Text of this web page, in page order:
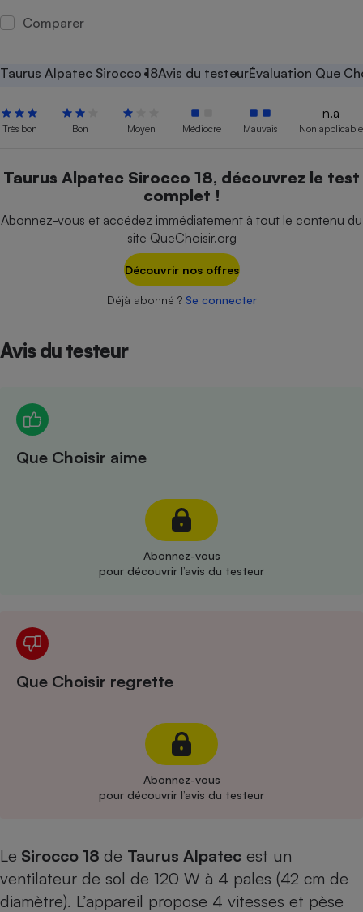
Comparer
Taurus Alpatec Sirocco 18Avis du testeurÉvaluation Que
Très bon Bon Moyen Médiocre Mauvais
n.a
Non applicable
Taurus Alpatec Sirocco 18, découvrez le test
complet !
Abonnez-vous et accédez immédiatement à tout le contenu du
site QueChoisir.org
Découvrir nos offres
Déjà abonné ? Se connecter
Avis du testeur
Que Choisir aime
Abonnez-vous
pour découvrir l’avis du testeur
Que Choisir regrette
Abonnez-vous
pour découvrir l’avis du testeur
Le Sirocco 18 de Taurus Alpatec est un
ventilateur de sol de 120 W à 4 pales (42 cm de
diamètre). L’appareil propose 4 vitesses et pèse
bouteille
Assurance emprunteur
Banque
Climatiseur -
Cafetière à expressos
Mutuelle
Antimoustique